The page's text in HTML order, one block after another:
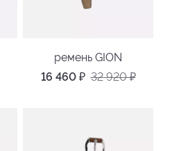
ремень GION
16 460 ₽ 32 920₽